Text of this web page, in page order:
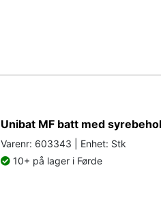
Unibat MF batt med
Varenr: 603343 | Enhet: Stk
10+ på lager i Førde